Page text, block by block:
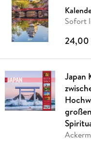
Sofort
24,00
Japan